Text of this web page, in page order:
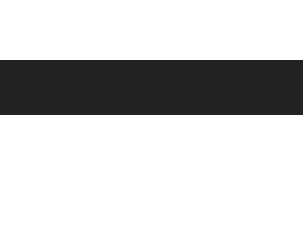
при финансировании Федерального